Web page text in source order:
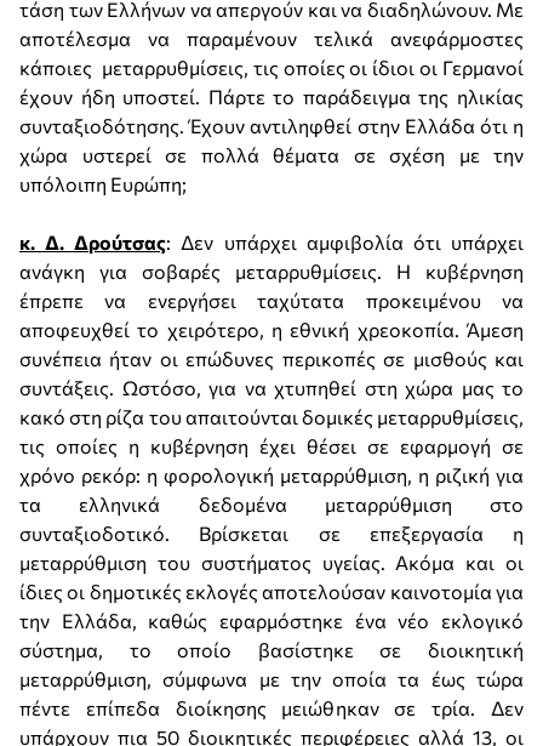
τάση των Ελλήνων να απεργούν και να διαδηλώνουν. Με
αποτέλεσμα να παραμένουν τελικά ανεφάρμοστες
κάποιες μεταρρυθμίσεις, τις οποίες οι ίδιοι οι Γερμανοί
έχουν ήδη υποστεί. Πάρτε το παράδειγμα της ηλικίας
συνταξιοδότησης. Έχουν αντιληφθεί στην Ελλάδα ότι η
χώρα υστερεί σε πολλά θέματα σε σχέση με την
υπόλοιπη Ευρώπη;
κ. Δ. Δρούτσας: Δεν υπάρχει αμφιβολία ότι υπάρχει
ανάγκη για σοβαρές μεταρρυθμίσεις. Η κυβέρνηση
έπρεπε να ενεργήσει ταχύτατα προκειμένου να
αποφευχθεί το χειρότερο, η εθνική χρεοκοπία. Άμεση
συνέπεια ήταν οι επώδυνες περικοπές σε μισθούς και
συντάξεις. Ωστόσο, για να χτυπηθεί στη χώρα μας το
κακό στη ρίζα του απαιτούνται δομικές μεταρρυθμίσεις,
τις οποίες η κυβέρνηση έχει θέσει σε εφαρμογή σε
χρόνο ρεκόρ: η φορολογική μεταρρύθμιση, η ριζική για
τα ελληνικά δεδομένα μεταρρύθμιση στο
συνταξιοδοτικό. Βρίσκεται σε επεξεργασία η
μεταρρύθμιση του συστήματος υγείας. Ακόμα και οι
ίδιες οι δημοτικές εκλογές αποτελούσαν καινοτομία για
την Ελλάδα, καθώς εφαρμόστηκε ένα νέο εκλογικό
σύστημα, το οποίο βασίστηκε σε διοικητική
μεταρρύθμιση, σύμφωνα με την οποία τα έως τώρα
πέντε επίπεδα διοίκησης μειώθηκαν σε τρία. Δεν
υπάρχουν πια 50 διοικητικές περιφέρειες αλλά 13, οι